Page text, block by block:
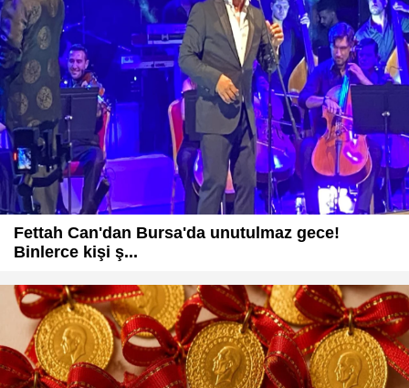
Fettah Can'dan Bursa'da unutulmaz gece!
Binlerce kişi ş...